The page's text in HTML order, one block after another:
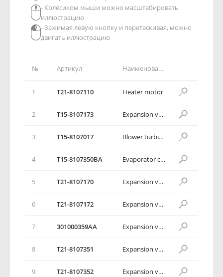
№ Артикул Наименование детали
1 T21-8107110 Heater motor
2 T15-8107173 Expansion valve cove plate
3 T15-8107017 Blower turbine housing assy
4 T15-8107350BA Evaporator core assy
5 T21-8107170 Expansion valve
6 T21-8107172 Expansion valve fixing clamp plate
7 301000359AA Expansion valve fixing bolt
8 T21-8107351 Expansion valve O-ring 1
9 T21-8107352 Expansion valve O-ring 2
- Колёсиком мыши можно масштабировать
иллюстрацию
- Зажимая левую кнопку и перетаскивая, можно
двигать иллюстрацию